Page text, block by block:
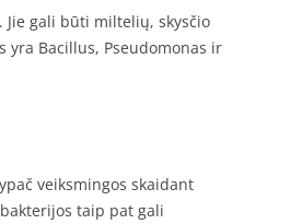
gali būti miltelių, skysčio
Bacillus, Pseudomonas ir
veiksmingos skaidant
taip pat gali